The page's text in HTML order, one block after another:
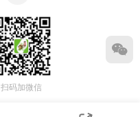
扫码加微信